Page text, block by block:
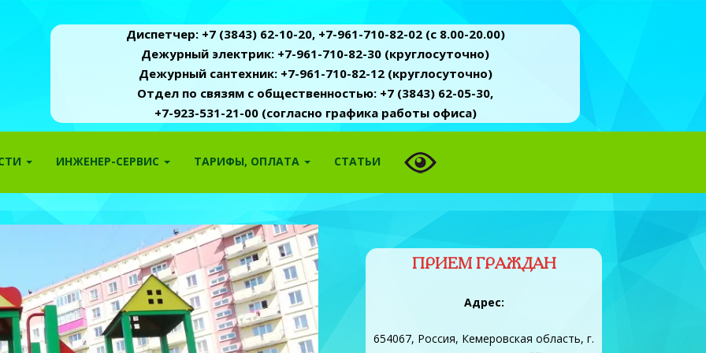
Диспетчер: +7 (3843) 62-10-20, +7-961-710-82-02 (c 8.00-20.00)
Дежурный электрик: +7-961-710-82-30 (круглосуточно)
Дежурный сантехник: +7-961-710-82-12 (круглосуточно)
Отдел по связям с общественностью: +7 (3843) 62-05-30,
+7-923-531-21-00 (согласно графика работы офиса)
ИНЖЕНЕР-СЕРВИС ТАРИФЫ, ОПЛАТА СТАТЬИ
ПРИЕМ ГРАЖДАН
Адрес:
654067, Россия, Кемеровская область, г.